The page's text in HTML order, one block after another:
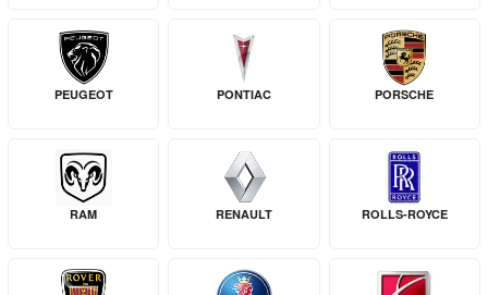
PEUGEOT PONTIAC PORSCHE
RAM RENAULT ROLLS-ROYCE